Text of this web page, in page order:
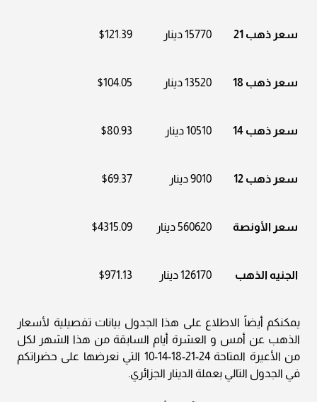
سعر ذهب 21 15770 دينار $121.39
سعر ذهب 18 13520 دينار $104.05
سعر ذهب 14 10510 دينار $80.93
سعر ذهب 12 9010 دينار $69.37
سعر الأونصة 560620 دينار $4315.09
الجنيه الذهب 126170 دينار $971.13
يمكنكم أيضاً الاطلاع على هذا الجدول بيانات تفصيلية لأسعار
الذهب عن أمس و العشرة أيام السابقة من هذا الشهر لكل
من الأعيرة المتاحة 24-21-18-14-10 التي نعرضها على حضراتكم
في الجدول التالي بعملة الدينار الجزائري.